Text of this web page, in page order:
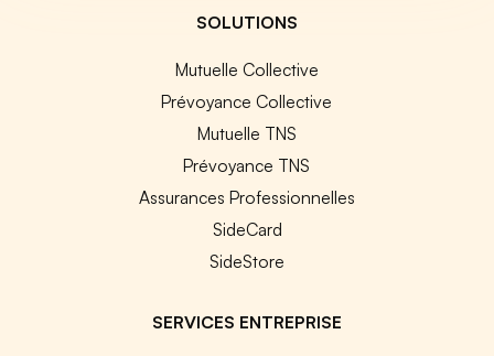
SOLUTIONS
Mutuelle Collective
Prévoyance Collective
Mutuelle TNS
Prévoyance TNS
Assurances Professionnelles
SideCard
SideStore
SERVICES ENTREPRISE